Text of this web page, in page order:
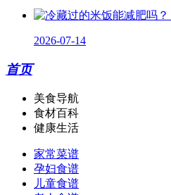
2026-07-14
首页
美食导航
食材百科
健康生活
家常菜谱
孕妇食谱
儿童食谱